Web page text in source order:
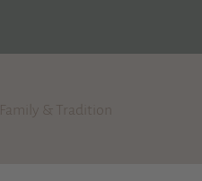
Family & Tradition